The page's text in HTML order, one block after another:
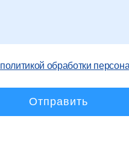
политикой обработки